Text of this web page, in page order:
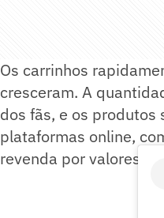
Os carrinhos
cresceram. A
dos fãs, e os produtos
plataformas online,
revenda por valores